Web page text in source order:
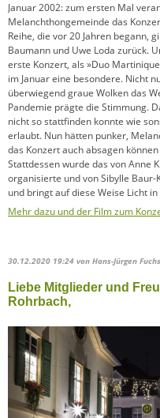
Januar 2002: zum ersten Mal
Melanchthongemeinde das
Reihe, die vor 20 Jahren begann,
Baumann und Uwe Loda zurück.
erste Konzert, als »Duo
im Januar eine besondere. Nicht
überwiegend graue Wolken das
Pandemie prägte die Stimmung.
nicht so stattfinden konnte wie
erlaubt. Nun hätten punker,
das Konzert auch absagen
Stattdessen wurde das von Anne
organisierte und von Sibylle
und bringt auf diese Weise Licht
Mehr dazu und der Film zum
30.12.2020 19:24 von Hans-Jürgen Fuchs
Liebe Mitglieder und
Rohrbach,